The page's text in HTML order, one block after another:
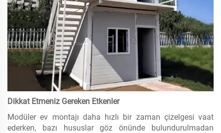
Dikkat Etmeniz Gereken Etkenler
Modüler ev montajı daha hızlı bir zaman çizelgesi vaat
ederken, bazı hususlar göz önünde bulundurulmadan